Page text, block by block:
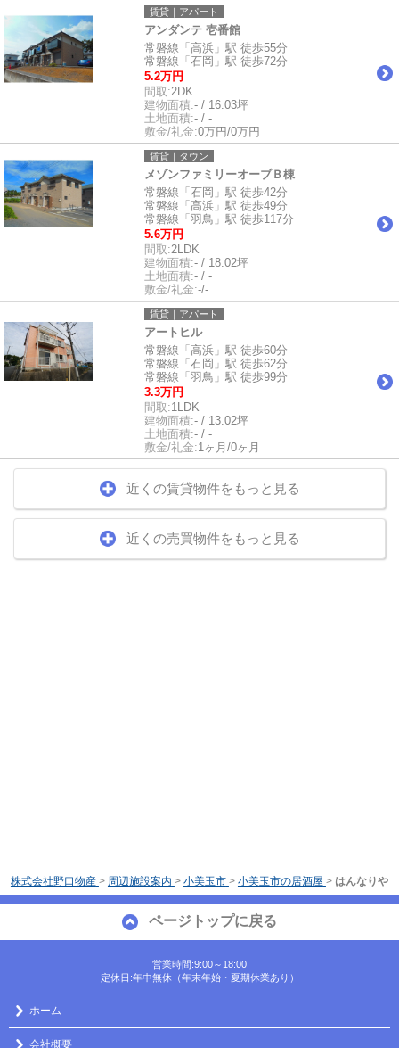
賃貸｜アパート
アンダンテ 壱番館
常磐線「高浜」駅 徒歩55分
常磐線「石岡」駅 徒歩72分
5.2万円
間取:2DK
建物面積:- / 16.03坪
土地面積:- / -
敷金/礼金:0万円/0万円
賃貸｜タウン
メゾンファミリーオーブＢ棟
常磐線「石岡」駅 徒歩42分
常磐線「高浜」駅 徒歩49分
常磐線「羽鳥」駅 徒歩117分
5.6万円
間取:2LDK
建物面積:- / 18.02坪
土地面積:- / -
敷金/礼金:-/-
賃貸｜アパート
アートヒル
常磐線「高浜」駅 徒歩60分
常磐線「石岡」駅 徒歩62分
常磐線「羽鳥」駅 徒歩99分
3.3万円
間取:1LDK
建物面積:- / 13.02坪
土地面積:- / -
敷金/礼金:1ヶ月/0ヶ月
近くの賃貸物件をもっと見る
近くの売買物件をもっと見る
株式会社野口物産 > 周辺施設案内 > 小美玉市 > 小美玉市の居酒屋 > はんなりや
ページトップに戻る
営業時間:9:00～18:00
定休日:年中無休（年末年始・夏期休業あり）
ホーム
会社概要